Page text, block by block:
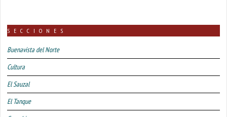
SECCIONES
Buenavista del Norte
Cultura
El Sauzal
El Tanque